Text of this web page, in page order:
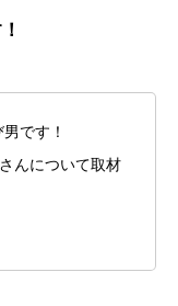
です！
んについて取材